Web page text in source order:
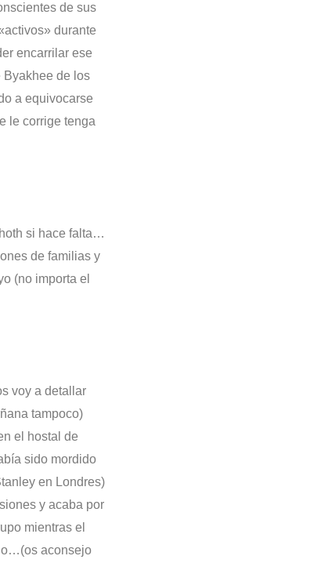
de sus
durante
encarrilar ese
de los
a equivocarse
le corrige tenga
si hace falta…
de familias y
(no importa el
voy a detallar
tampoco)
el hostal de
sido mordido
en Londres)
y acaba por
mientras el
aconsejo